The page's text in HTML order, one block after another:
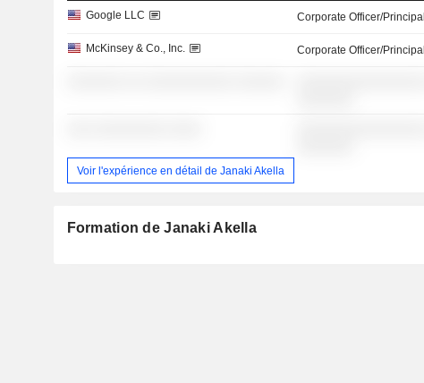
Google LLC Corporate Officer/Principal
McKinsey & Co., Inc. Corporate Officer/Principal
Voir l'expérience en détail de Janaki Akella
Formation de Janaki Akella